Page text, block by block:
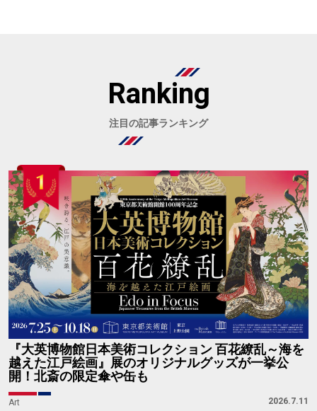
Ranking
注目の記事ランキング
『大英博物館日本美術コレクション 百花繚乱～海を
越えた江戸絵画』展のオリジナルグッズが一挙公
開！北斎の限定傘や缶も
Art 2026.7.11